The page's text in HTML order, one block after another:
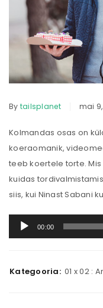
By tailsplanet mai 9,
Kolmandas osas on
koeraomanik,
teeb koertele torte.
kuidas
siis, kui Ninast Sabani
Audioesitaja
00:00
Kategooria: 01 x 02 :